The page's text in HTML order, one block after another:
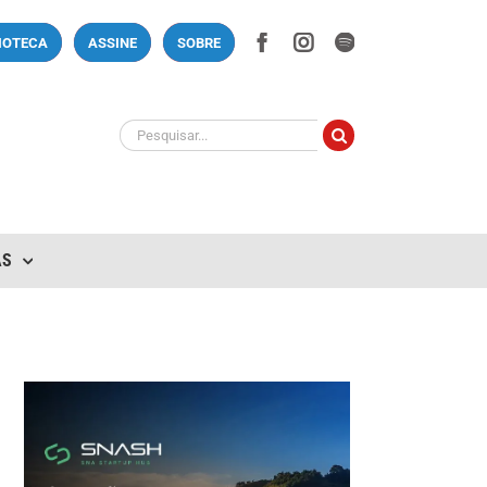
ASSINE SOBRE Facebook
Instagram
Spotify
Buscar
resultados